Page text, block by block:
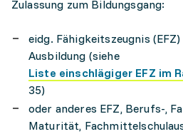
Zulassung zum Bildungsgang:
eidg. Fähigkeitszeugnis
Ausbildung (siehe
Liste einschlägiger EFZ im
35)
oder anderes EFZ, Berufs-,
Maturität,